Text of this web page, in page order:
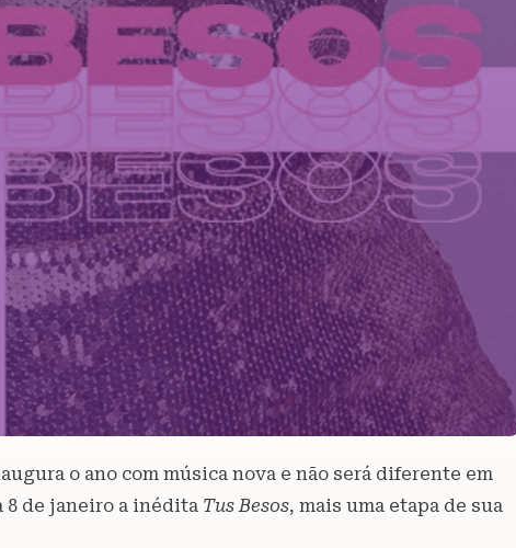
o ano com música nova e não será diferente em
8 de janeiro a inédita Tus Besos, mais uma etapa de sua